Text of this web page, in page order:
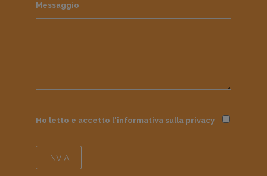
Messaggio
Ho letto e accetto l'informativa sulla privacy